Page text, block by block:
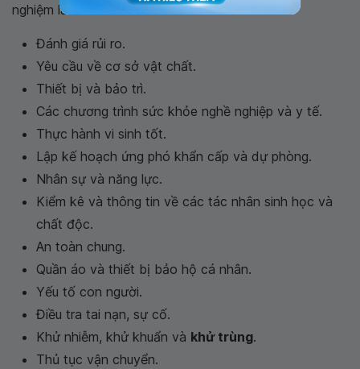
nghiệm là:
Đánh giá rủi ro.
Yêu cầu về cơ sở vật chất.
Thiết bị và bảo trì.
Các chương trình sức khỏe nghề nghiệp và y tế.
Thực hành vi sinh tốt.
Lập kế hoạch ứng phó khẩn cấp và dự phòng.
Nhân sự và năng lực.
Kiểm kê và thông tin về các tác nhân sinh học và
chất độc.
An toàn chung.
Quần áo và thiết bị bảo hộ cá nhân.
Yếu tố con người.
Điều tra tai nạn, sự cố.
Khử nhiễm, khử khuẩn và khử trùng.
Thủ tục vận chuyển.